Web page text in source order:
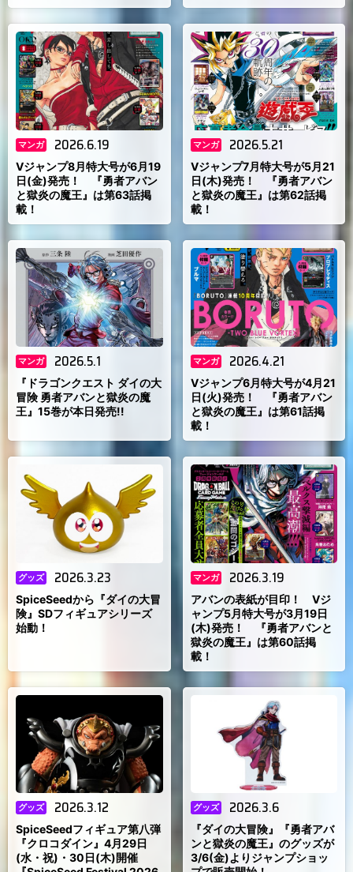
マンガ 2026.6.19
Vジャンプ8月特大号が6月19
日(金)発売！ 『勇者アバン
と獄炎の魔王』は第63話掲
載！
マンガ 2026.5.21
Vジャンプ7月特大号が5月21
日(木)発売！ 『勇者アバン
と獄炎の魔王』は第62話掲
載！
マンガ 2026.5.1
『ドラゴンクエスト ダイの大
冒険 勇者アバンと獄炎の魔
王』15巻が本日発売!!
マンガ 2026.4.21
Vジャンプ6月特大号が4月21
日(火)発売！ 『勇者アバン
と獄炎の魔王』は第61話掲
載！
グッズ 2026.3.23
SpiceSeedから『ダイの大冒
険』SDフィギュアシリーズ
始動！
マンガ 2026.3.19
アバンの表紙が目印！ Vジ
ャンプ5月特大号が3月19日
(木)発売！ 『勇者アバンと
獄炎の魔王』は第60話掲
載！
グッズ 2026.3.12
SpiceSeedフィギュア第八弾
『クロコダイン』4月29日
(水・祝)・30日(木)開催
グッズ 2026.3.6
『ダイの大冒険』『勇者アバ
ンと獄炎の魔王』のグッズが
3/6(金)よりジャンプショッ